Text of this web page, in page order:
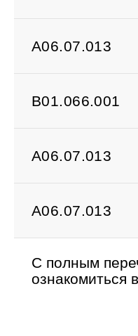
A06.07.013
B01.066.001
A06.07.013
A06.07.013
С полным
ознакомиться в